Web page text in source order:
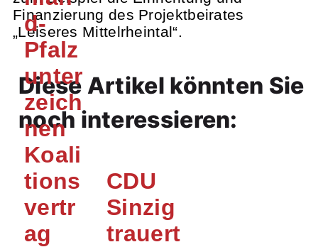
Finanzierung des Projektbeirates
„Leiseres Mittelrheintal“.
Diese Artikel könnten Sie
noch interessieren:
d-
Pfalz
unter
zeich
nen
Koali
tions
vertr
ag
CDU
Sinzig
trauert